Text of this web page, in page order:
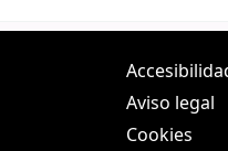
Aviso legal
Cookies